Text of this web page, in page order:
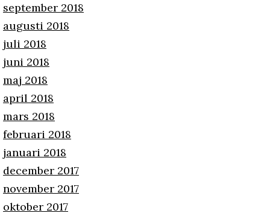
september 2018
augusti 2018
juli 2018
juni 2018
maj 2018
april 2018
mars 2018
februari 2018
januari 2018
december 2017
november 2017
oktober 2017